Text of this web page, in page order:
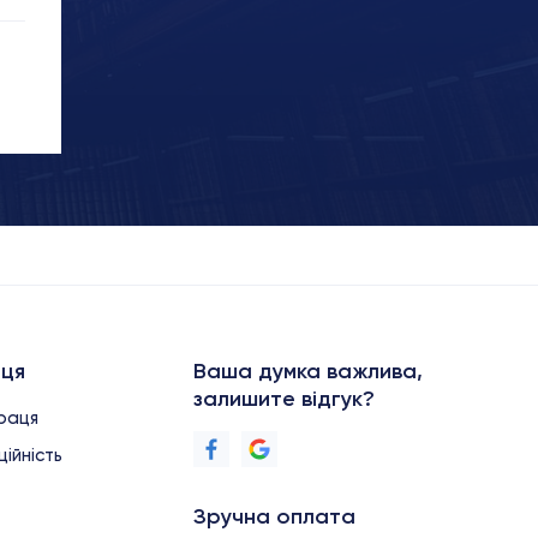
Ваша думка важлива,
залишите відгук?
Зручна оплата